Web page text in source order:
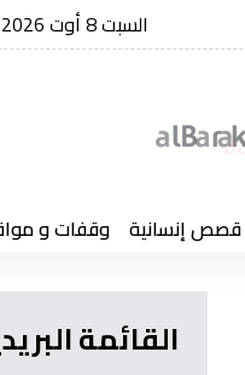
الرئيس تبون يقف
السبت 8 أوت 2026 17:27:28
قصص إنسانية وقفات و
القائمة